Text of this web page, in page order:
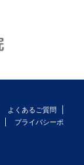
よくあるご質問
プライバシーポ